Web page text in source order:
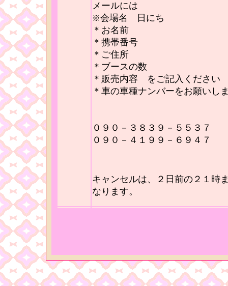
メールには
※会場名 日にち
＊お名前
＊携帯番号
＊ご住所
＊ブースの数
＊販売内容 をご記入くださ
＊車の車種ナンバーをお願いし
０９０－３８３９－５５３７
０９０－４１９９－６９４７
キャンセルは、２日前の２１
なります。